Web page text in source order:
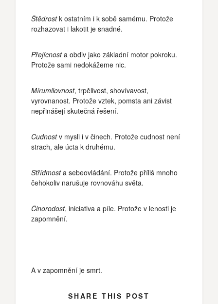
Štědrostk ostatním i k sobě samému. Protože
rozhazovat i lakotit je snadné.
Přejícnosta obdiv jako základní motor pokroku.
Protože sami nedokážeme nic.
Mírumilovnost, trpělivost, shovívavost,
vyrovnanost. Protože vztek, pomsta ani závist
nepřinášejí skutečná řešení.
Cudnostv mysli i v činech. Protože cudnost není
strach, ale úcta k druhému.
Střídmosta sebeovládání. Protože příliš mnoho
čehokoliv narušuje rovnováhu světa.
Činorodost, iniciativa a píle. Protože v lenosti je
zapomnění.
A v zapomnění je smrt.
SHARE THIS POST